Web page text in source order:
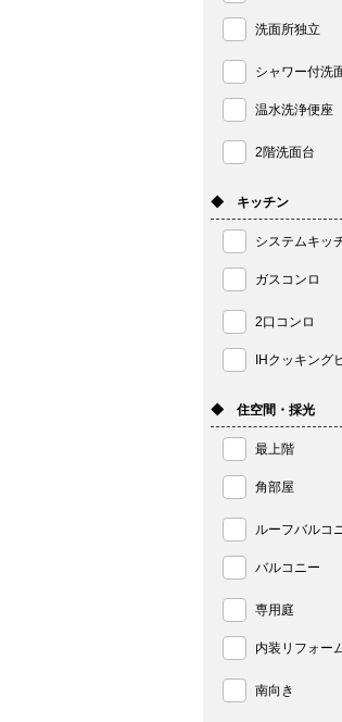
洗面所独立
シャワー付洗
温水洗浄便座
2階洗面台
◆ キッチン
システムキッ
ガスコンロ
2口コンロ
IHクッキング
◆ 住空間・採光
最上階
角部屋
ルーフバルコ
バルコニー
専用庭
内装リフォー
南向き